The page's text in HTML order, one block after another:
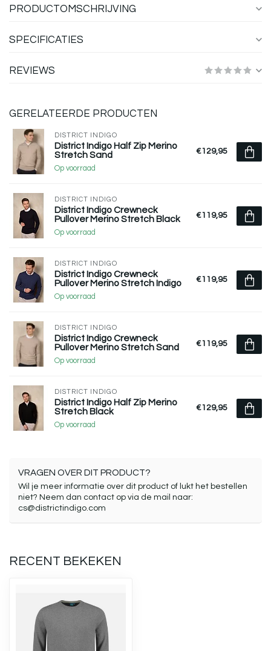
PRODUCTOMSCHRIJVING
SPECIFICATIES
REVIEWS
GERELATEERDE PRODUCTEN
DISTRICT INDIGO
District Indigo Half Zip Merino
Stretch Sand
Op voorraad
€129,95
DISTRICT INDIGO
District Indigo Crewneck
Pullover Merino Stretch Black
Op voorraad
€119,95
DISTRICT INDIGO
District Indigo Crewneck
Pullover Merino Stretch Indigo
Op voorraad
€119,95
DISTRICT INDIGO
District Indigo Crewneck
Pullover Merino Stretch Sand
Op voorraad
€119,95
DISTRICT INDIGO
District Indigo Half Zip Merino
Stretch Black
Op voorraad
€129,95
VRAGEN OVER DIT PRODUCT?
Wil je meer informatie over dit product of lukt het bestellen
niet? Neem dan contact op via de mail naar:
cs@districtindigo.com
RECENT BEKEKEN